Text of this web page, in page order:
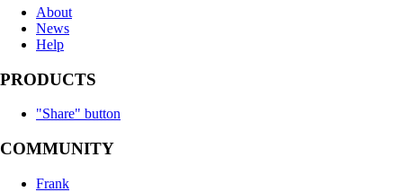
About
News
Help
PRODUCTS
"Share" button
COMMUNITY
Frank